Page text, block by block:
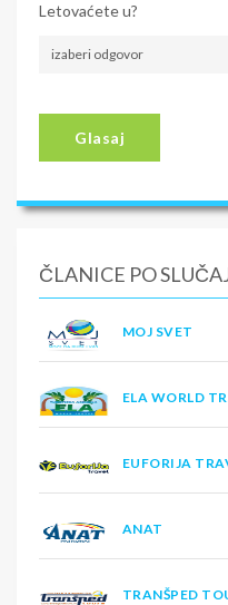
Letovaćete u?
izaberi odgovor
Glasaj
ČLANICE PO
MOJ SVET
ELA WORLD
EUFORIJA
ANAT
TRANŠPED